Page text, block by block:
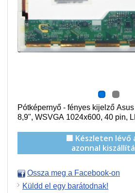
Pótképernyő - fényes kijelző
8,9", WSVGA 1024x600, 40 pin,
🟩 Készleten lévő
azonnal
Ossza meg a Facebook-on
Küldd el egy barátodnak!